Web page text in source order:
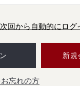
次回から自動的にログ
新規
忘れの方